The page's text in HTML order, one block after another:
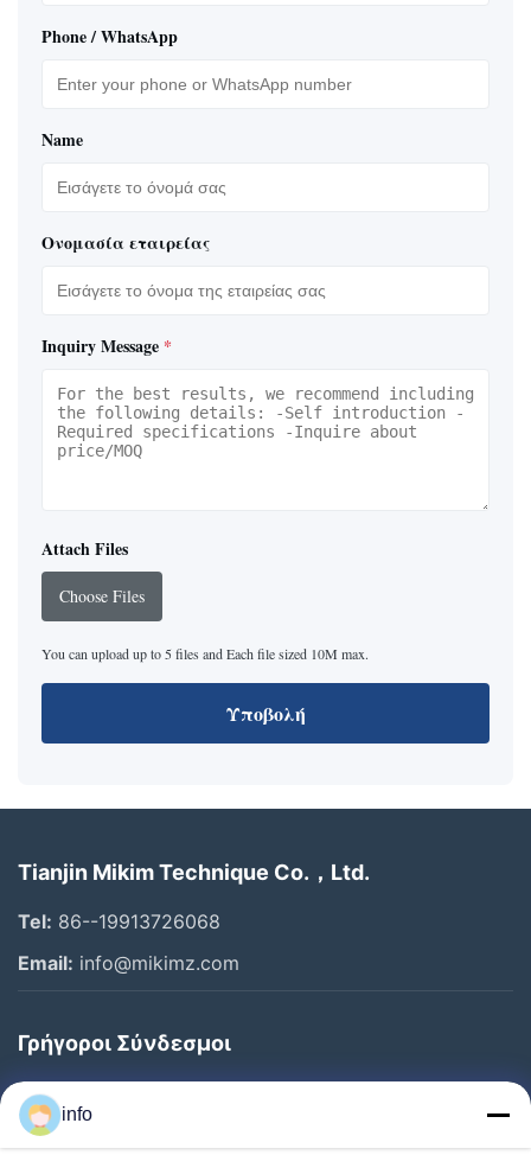
Phone / WhatsApp
Name
Ονομασία εταιρείας
Inquiry Message *
Attach Files
Choose Files
You can upload up to 5 files and Each file sized 10M max.
Υποβολή
Tianjin Mikim Technique Co.，Ltd.
Tel: 86--19913726068
Email: info@mikimz.com
Γρήγοροι Σύνδεσμοι
Αρχική
Προϊόντα
info